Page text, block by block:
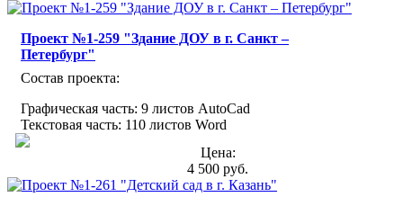
Проект №1-259 "Здание ДОУ в г. Санкт –
Петербург"
Состав проекта:
Графическая часть: 9 листов AutoCad
Текстовая часть: 110 листов Word
Цена:
4 500 руб.